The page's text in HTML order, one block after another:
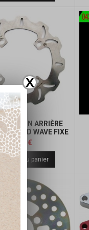
X
base
DE FREIN ARRIÈRE
HO47RID WAVE FIXE
Prix
88,61 €
base
Ajouter au panier